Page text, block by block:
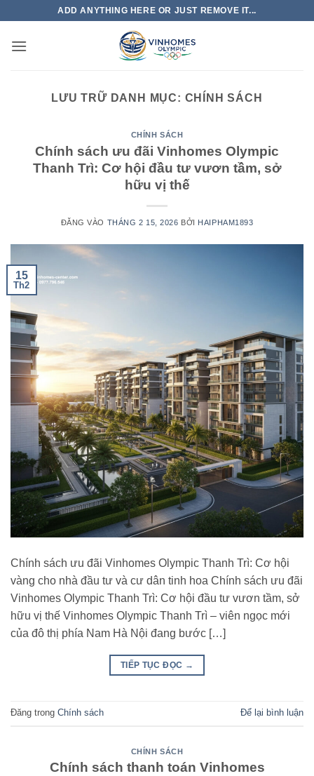
nội
ADD ANYTHING HERE OR JUST REMOVE IT...
LƯU TRỮ DANH MỤC: CHÍNH SÁCH
CHÍNH SÁCH
Chính sách ưu đãi Vinhomes Olympic
Thanh Trì: Cơ hội đầu tư vươn tầm, sở
hữu vị thế
ĐĂNG VÀO THÁNG 2 15, 2026 BỞI HAIPHAM1893
15
Th2
Chính sách ưu đãi Vinhomes Olympic Thanh Trì: Cơ hội
vàng cho nhà đầu tư và cư dân tinh hoa Chính sách ưu đãi
Vinhomes Olympic Thanh Trì: Cơ hội đầu tư vươn tầm, sở
hữu vị thế Vinhomes Olympic Thanh Trì – viên ngọc mới
của đô thị phía Nam Hà Nội đang bước […]
TIẾP TỤC ĐỌC →
Đăng trong Chính sách Để lại bình luận
CHÍNH SÁCH
Chính sách thanh toán Vinhomes